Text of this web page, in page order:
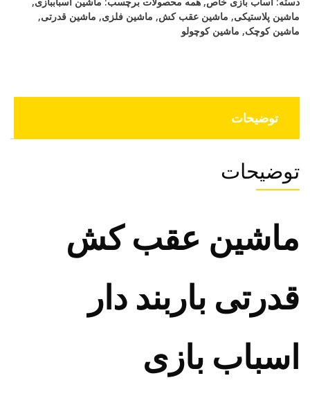
ماشین پلاستیکی, ماشین عقب کش, ماشین فلزی, ماشین قدرتی,
ماشین کوچک, ماشین کوچولو
توضیحات
توضیحات
ماشین عقب کش
قدرتی باربند دار
اسباب بازی